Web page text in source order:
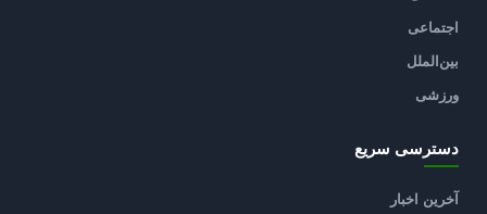
اجتماعی
بین‌الملل
ورزشی
دسترسی سریع
آخرین اخبار